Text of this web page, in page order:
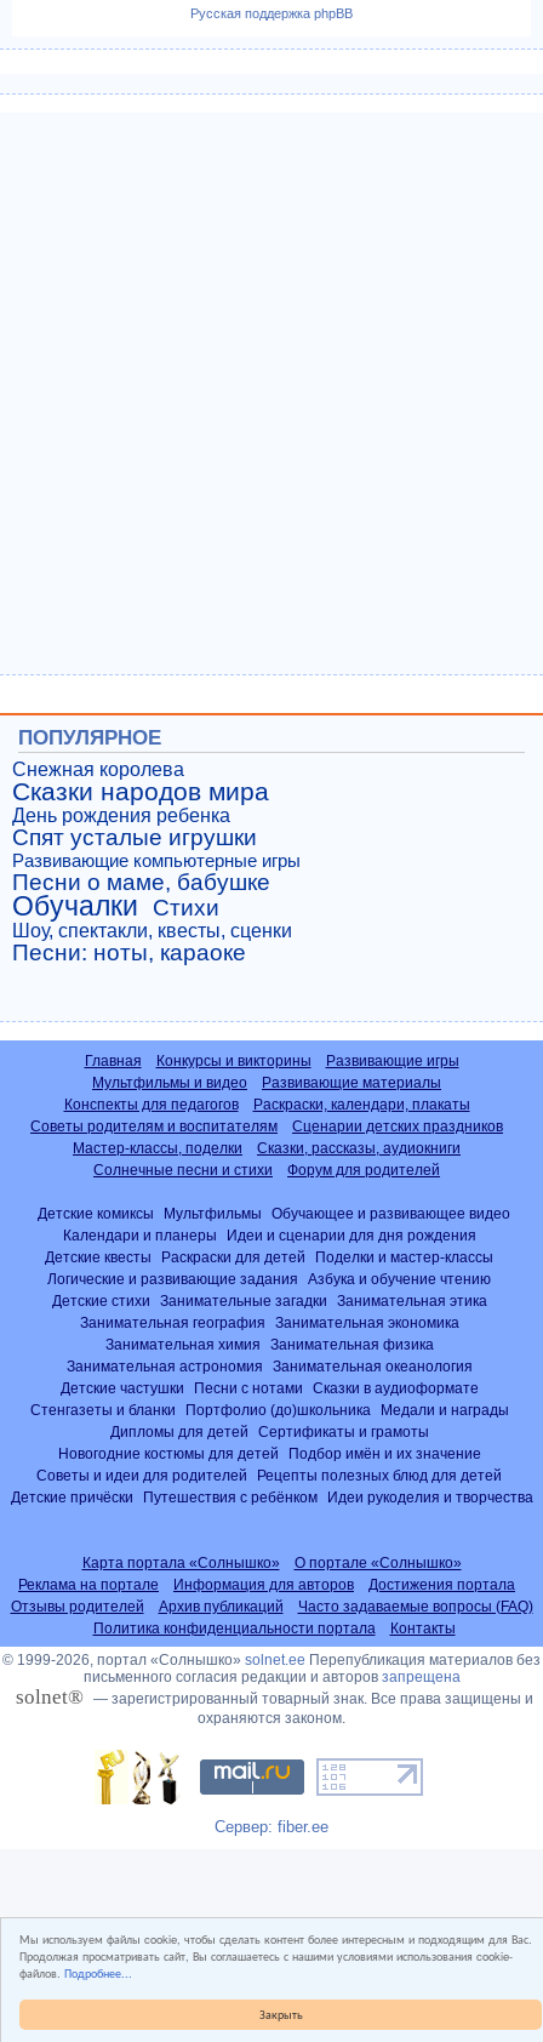
Закрыть
Мы используем файлы cookie, чтобы сделать контент более интересным и подходящим для Вас.
Продолжая просматривать сайт, Вы соглашаетесь с нашими условиями использования cookie-
файлов. Подробнее...
Русская поддержка phpBB
ПОПУЛЯРНОЕ
Снежная королева
Сказки народов мира
День рождения ребенка
Спят усталые игрушки
Развивающие компьютерные игры
Песни о маме, бабушке
Обучалки Стихи
Шоу, спектакли, квесты, сценки
Песни: ноты, караоке
Главная Конкурсы и викторины
Развивающие игры
Мультфильмы и видео
Развивающие материалы
Конспекты для педагогов
Раскраски, календари, плакаты
Советы родителям и воспитателям
Сценарии детских праздников
Мастер-классы, поделки
Сказки, рассказы, аудиокниги
Солнечные песни и стихи
Форум для родителей
Детские комиксы Мультфильмы
Обучающее и развивающее видео
Календари и планеры
Идеи и сценарии для дня рождения
Детские квесты
Раскраски для детей
Поделки и мастер-классы
Логические и развивающие задания
Азбука и обучение чтению
Детские стихи
Занимательные загадки
Занимательная этика
Занимательная география
Занимательная экономика
Занимательная химия
Занимательная физика
Занимательная астрономия
Занимательная океанология
Детские частушки
Песни с нотами
Сказки в аудиоформате
Стенгазеты и бланки
Портфолио (до)школьника
Медали и награды
Дипломы для детей
Сертификаты и грамоты
Новогодние костюмы для детей
Подбор имён и их значение
Советы и идеи для родителей
Рецепты полезных блюд для детей
Детские причёски
Путешествия с ребёнком Идеи рукоделия и творчества
Карта портала «Солнышко»
О портале «Солнышко»
Реклама на портале
Информация для авторов
Достижения портала
Отзывы родителей
Архив публикаций
Часто задаваемые вопросы (FAQ)
Политика конфиденциальности портала
Контакты
© 1999-2026, портал «Солнышко» solnet.ee Перепубликация материалов без
письменного согласия редакции и авторов запрещена
solnet® — зарегистрированный товарный знак. Все права защищены и
охраняются законом.
Сервер: fiber.ee